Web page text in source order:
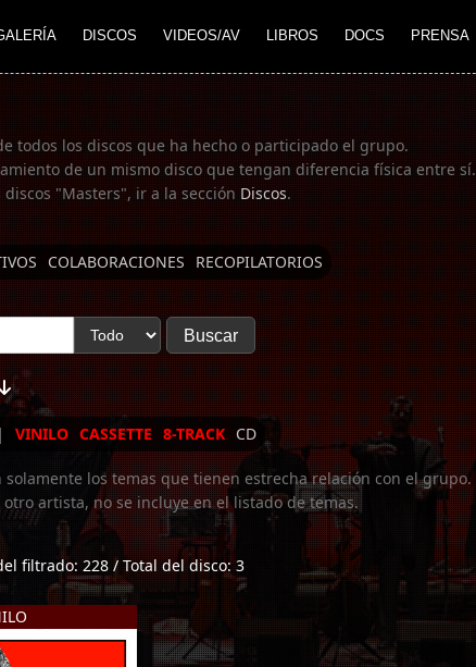
DISCOS VIDEOS/AV LIBROS DOCS PRENSA
todos los discos que ha hecho o participado el grupo.
de un mismo disco que tengan diferencia física entre sí.
"Masters", ir a la secciónDiscos.
COLABORACIONES RECOPILATORIOS
| VINILO CASSETTE 8-TRACK CD
los temas que tienen estrecha relación con el grupo.
artista, no se incluye en el listado de temas.
filtrado: 228 / Total del disco: 3